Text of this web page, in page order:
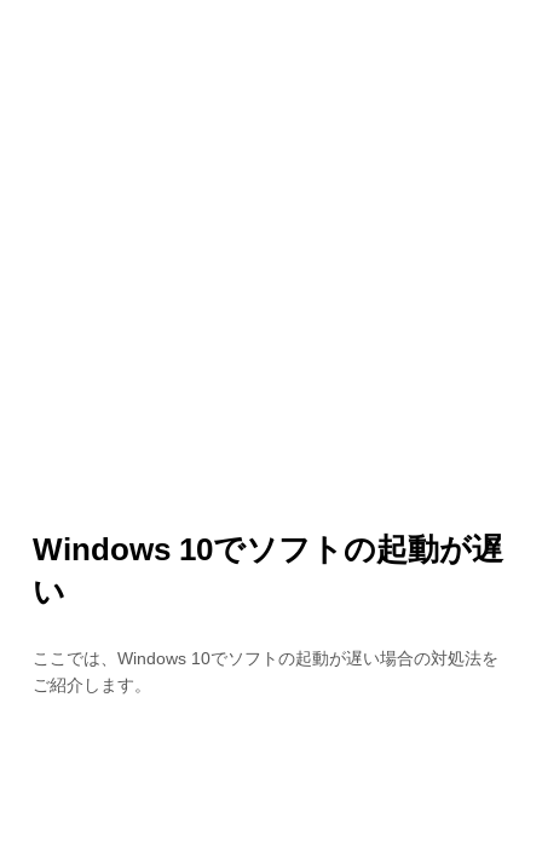
Windows 10でソフトの起動が遅
い
ここでは、Windows 10でソフトの起動が遅い場合の対処法を
ご紹介します。